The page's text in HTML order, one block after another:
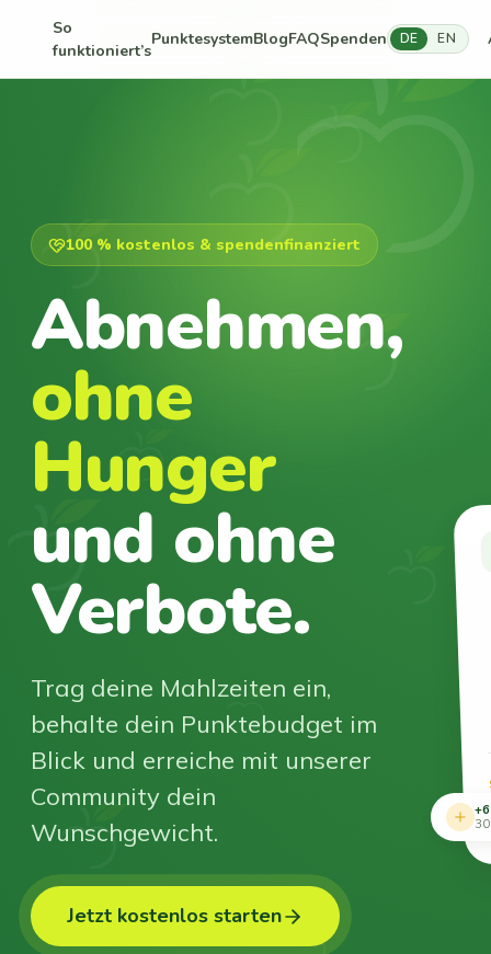
So
funktioniert’s
PunktesystemBlogFAQSpenden DE EN
100 % kostenlos & spendenfinanziert
Abnehmen,
ohne
Hunger
und ohne
Verbote.
Trag deine Mahlzeiten ein,
behalte dein Punktebudget im
Blick und erreiche mit unserer
Community dein
Wunschgewicht.
Jetzt kostenlos starten